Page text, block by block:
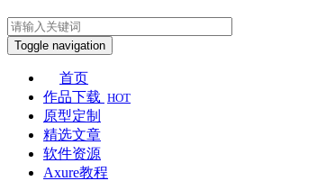
Toggle navigation
首页
作品下载 HOT
原型定制
精选文章
软件资源
Axure教程